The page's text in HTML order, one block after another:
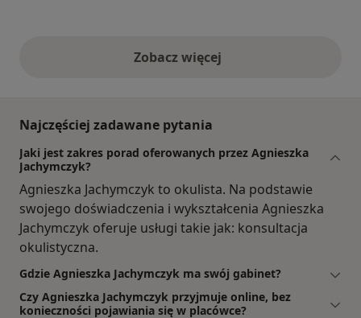
Zobacz więcejopinie powyżej
Najczęściej zadawane pytania
Jaki jest zakres porad oferowanych przez Agnieszka
Jachymczyk?
Agnieszka Jachymczyk to okulista. Na podstawie
swojego doświadczenia i wykształcenia Agnieszka
Jachymczyk oferuje usługi takie jak: konsultacja
okulistyczna.
Gdzie Agnieszka Jachymczyk ma swój gabinet?
Czy Agnieszka Jachymczyk przyjmuje online, bez
konieczności pojawiania się w placówce?